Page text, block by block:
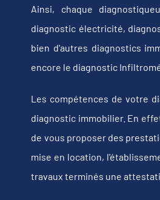
Ainsi, chaque
diagnostic électricité,
bien d'autres diagnostics
encore le diagnostic
Les compétences de votre
diagnostic immobilier. En
de vous proposer des
mise en location,
travaux terminés une